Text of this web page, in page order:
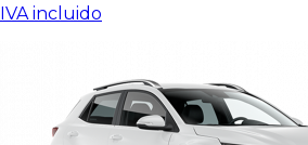
IVA incluido